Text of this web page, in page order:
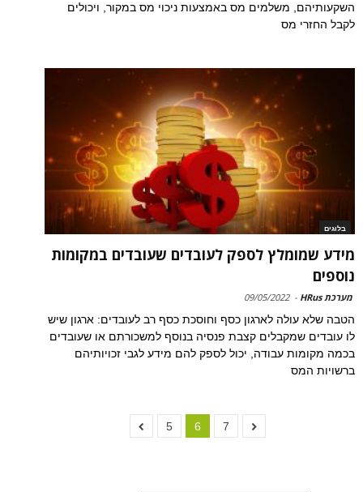
השקעותיהם, משלמים מס באמצעות ניכוי מס במקור, ויכולים
לקבל החזרי מס
בלוגים
מידע שמומלץ לספק לעובדים שעובדים במקומות
נוספים
מערכת HRus -
09/05/2022
הטבה שלא עולה לארגון כסף וחוסכת כסף רב לעובדים: ארגון שיש
לו עובדים שמקבלים קצבת פנסיה בנוסף למשכורתם או שעובדים
בכמה מקומות עבודה, יכול לספק להם מידע לגבי זכויותיהם
ברשויות המס
5 6 7